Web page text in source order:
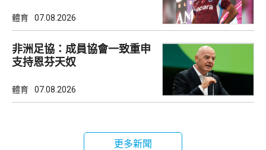
體育 07.08.2026
非洲足協：成員協會一致重申
支持恩芬天奴
體育 07.08.2026
更多新聞